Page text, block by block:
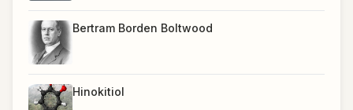
Bertram Borden Boltwood
Hinokitiol